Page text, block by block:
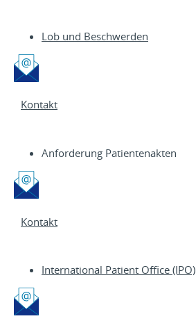
Lob und Beschwerden
Kontakt
Anforderung Patientenakten
Kontakt
International Patient Office (IPO)